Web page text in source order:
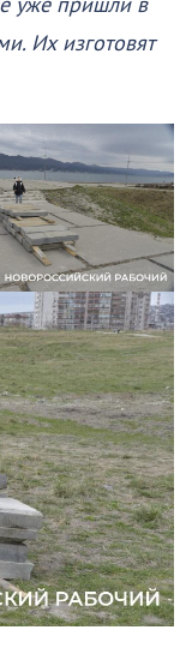
уже пришли в
Их изготовят